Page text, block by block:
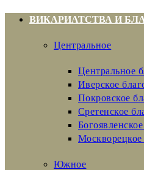
ВИКАРИАТСТВА И
Центральное
Центральное
Иверское
Покровское
Сретенское
Южное